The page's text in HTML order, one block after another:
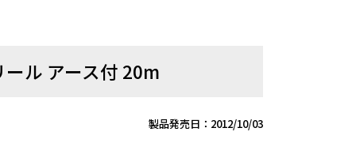
ル アース付 20m
製品発売日：2012/10/03